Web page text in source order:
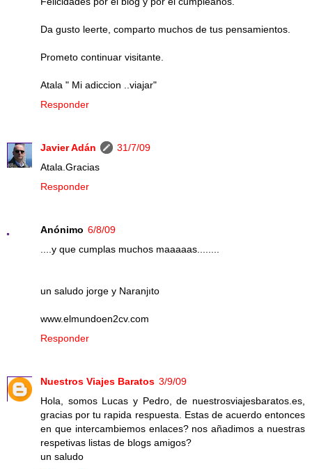
Da gusto leerte, comparto muchos de tus pensamientos.
Prometo continuar visitante.
Atala " Mi adiccion ..viajar"
Responder
Javier Adán
31/7/09
Atala.Gracias
Responder
Anónimo 6/8/09
....y que cumplas muchos maaaaas........
un saludo jorge y Naranjıto
www.elmundoen2cv.com
Responder
Nuestros Viajes Baratos 3/9/09
Hola, somos Lucas y Pedro, de nuestrosviajesbaratos.es,
gracias por tu rapida respuesta. Estas de acuerdo entonces
en que intercambiemos enlaces? nos añadimos a nuestras
respetivas listas de blogs amigos?
un saludo